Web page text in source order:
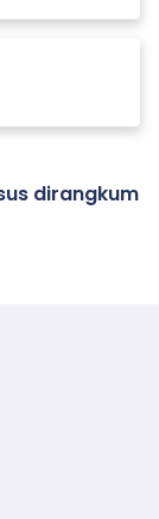
dirangkum